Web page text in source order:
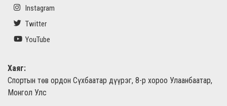
Instagram
Twitter
YouTube
Хаяг:
Спортын төв ордон Сүхбаатар дүүрэг, 8-р хороо Улаанбаатар,
Монгол Улс